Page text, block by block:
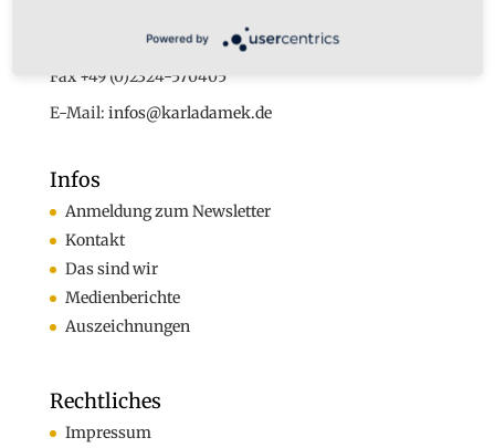
Fax +49 (0)2324-570405
E-Mail: infos@karladamek.de
Infos
Anmeldung zum Newsletter
Kontakt
Das sind wir
Medienberichte
Auszeichnungen
Rechtliches
Impressum
Powered by